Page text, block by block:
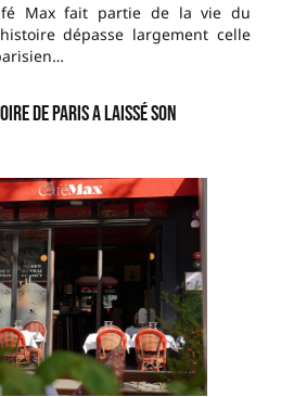
Max fait partie de la vie du
dépasse largement celle
de Paris a laissé son